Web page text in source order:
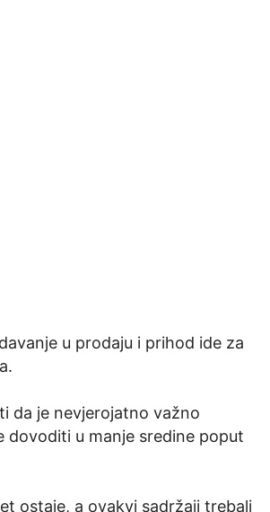
u prodaju i prihod ide za
da je nevjerojatno važno
dovoditi u manje sredine poput
ostaje, a ovakvi sadržaji trebali